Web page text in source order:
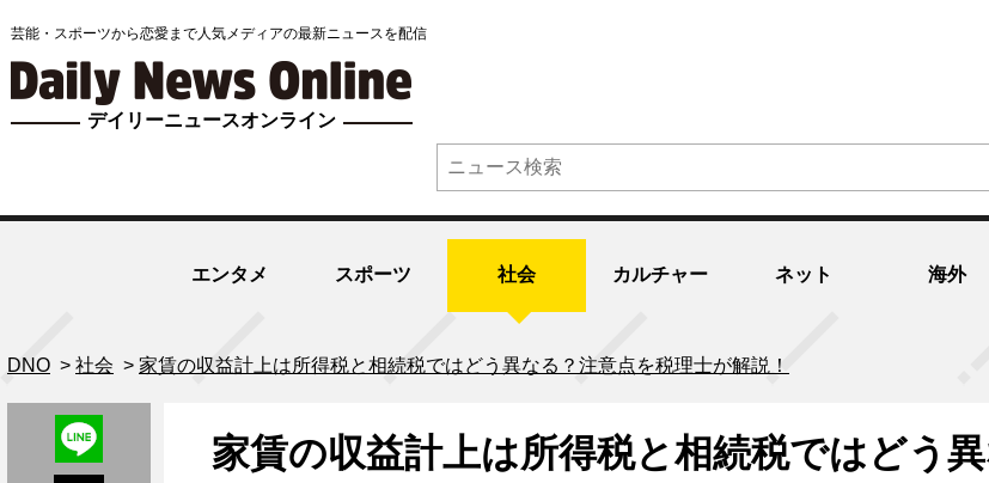
芸能・スポーツから恋愛まで人気メディアの最新ニュースを配信
デイリーニュースオンライン
エンタメ スポーツ 社会 カルチャー ネット 海外
DNO > 社会 > 家賃の収益計上は所得税と相続税ではどう異なる？注意点を税理士が解説！
家賃の収益計上は所得税と相続税ではどう